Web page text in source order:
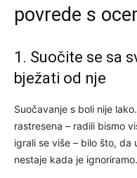
povrede s
1. Suočite se sa
bježati od nje
Suočavanje s boli nije
rastresena – radili bismo
igrali se više – bilo što,
nestaje kada je